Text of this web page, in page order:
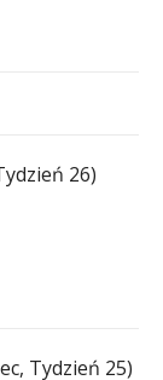
26)
Tydzień 25)